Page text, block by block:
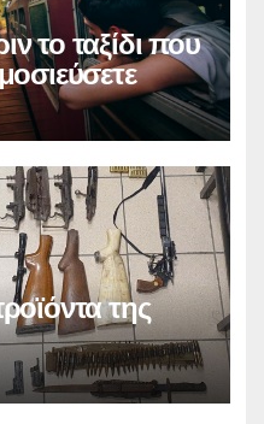
το ταξίδι που
της